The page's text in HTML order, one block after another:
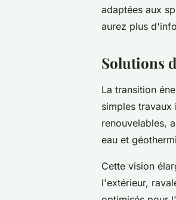
adaptées aux
aurez plus
Solutions
La transition
simples travaux
renouvelables,
eau et
Cette vision
l'extérieur,